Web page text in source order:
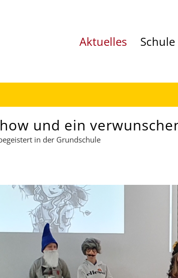
Aktuelles Schule
und ein
in der Grundschule